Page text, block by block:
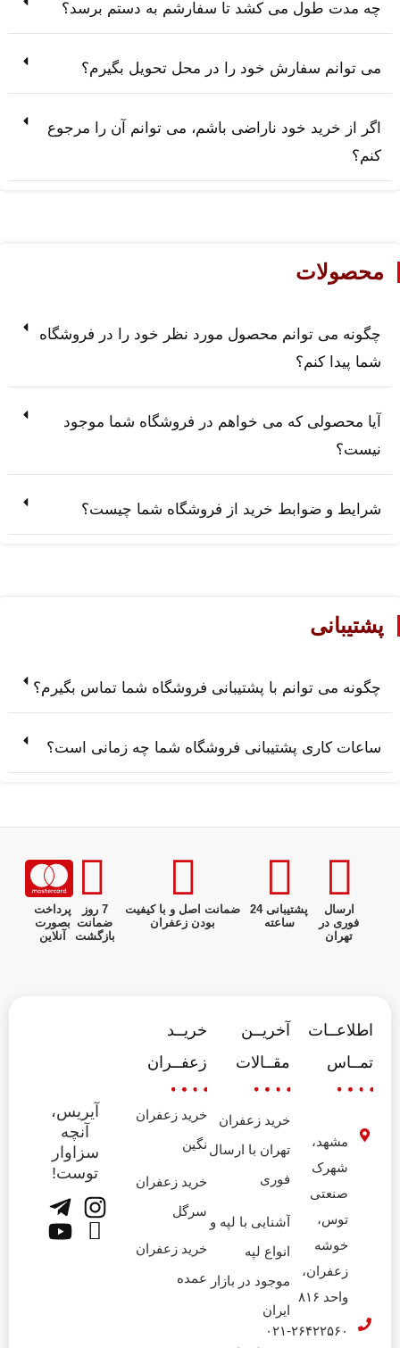
چه مدت طول می کشد تا سفارشم به دستم برسد؟
می توانم سفارش خود را در محل تحویل بگیرم؟
اگر از خرید خود ناراضی باشم، می توانم آن را مرجوع
کنم؟
محصولات
چگونه می توانم محصول مورد نظر خود را در فروشگاه
شما پیدا کنم؟
آیا محصولی که می خواهم در فروشگاه شما موجود
نیست؟
شرایط و ضوابط خرید از فروشگاه شما چیست؟
پشتیبانی
چگونه می توانم با پشتیبانی فروشگاه شما تماس بگیرم؟
ساعات کاری پشتیبانی فروشگاه شما چه زمانی است؟
ارسال
فوری در
تهران
پشتیبانی 24
ساعته
ضمانت اصل و با کیفیت
بودن زعفران
7 روز
ضمانت
بازگشت
پرداخت
بصورت
آنلاین
اطلاعــات
تمــاس
مشهد،
شهرک
صنعتی
توس،
خوشه
زعفران،
واحد ۸۱۶
۰۲۱-۲۶۴۲۲۵۶۰
آخریــن
مقــالات
خرید زعفران
تهران با ارسال
فوری
آشنایی با لپه و
انواع لپه
موجود در بازار
ایران
خریــد
زعفــران
خرید زعفران
نگین
خرید زعفران
سرگل
خرید زعفران
عمده
آیریس،
آنچه
سزاوار
توست!